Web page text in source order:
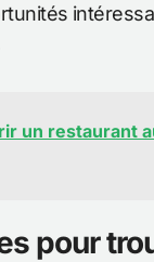
un restaurant
pour